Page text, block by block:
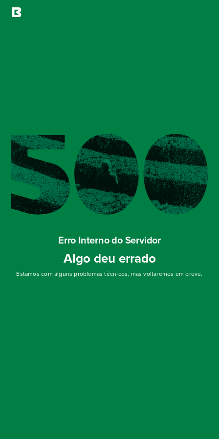
Erro Interno do Servidor
Algo deu errado
Estamos com alguns problemas técnicos, mas voltaremos em breve.